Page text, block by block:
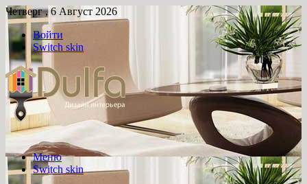
Четверг , 6 Август 2026
Войти
Switch skin
Меню
Switch skin